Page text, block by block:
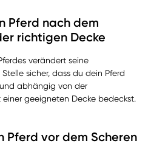
Pferd nach dem
richtigen Decke
verändert seine
sicher, dass du dein Pferd
abhängig von der
geeigneten Decke bedeckst.
Pferd vor dem Scheren